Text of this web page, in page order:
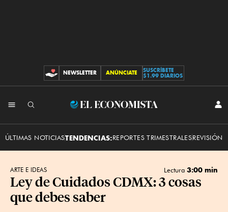
CONTRIBUCIONES
NEWSLETTER ANÚNCIATE
SUSCRÍBETE
$1.99 DIARIOS
El
ÚLTIMAS NOTICIASTENDENCIAS:REPORTES TRIMESTRALESREVISIÓN
ARTE E IDEAS Lectura 3:00 min
Ley de Cuidados CDMX: 3 cosas
que debes saber